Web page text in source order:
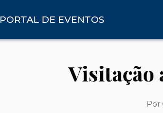
PORTAL DE EVENTOS
Visitação
Por